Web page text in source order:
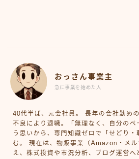
おっさん事業主
急に事業を始めた人
40代半ば、元会社員。 長年の会社勤め
不良により退職。「無理なく、自分のペ
う思いから、専門知識ゼロで「せどり・
む。 現在は、物販事業（Amazon・メ
え、株式投資や市況分析、ブログ運営へ